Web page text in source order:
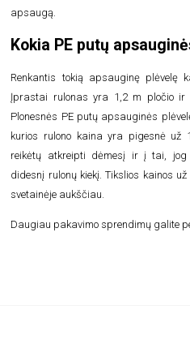
apsaugą.
Kokia PE putų
Renkantis tokią apsauginę plėvelę
Įprastai rulonas yra 1,2 m pločio
Plonesnės PE putų apsauginės
kurios rulono kaina yra pigesnė už
reikėtų atkreipti dėmesį ir į tai, jog
didesnį rulonų kiekį. Tikslios kainos
svetainėje aukščiau.
Daugiau pakavimo sprendimų galite